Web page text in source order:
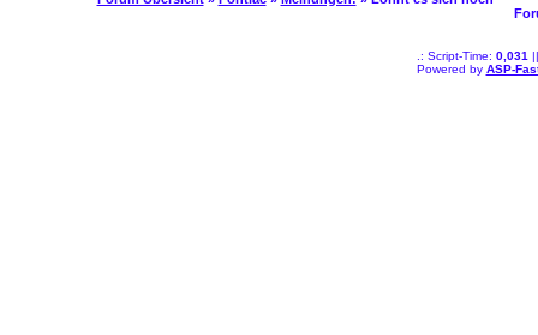
.: Script-Time: 0,031
Powered by ASP-